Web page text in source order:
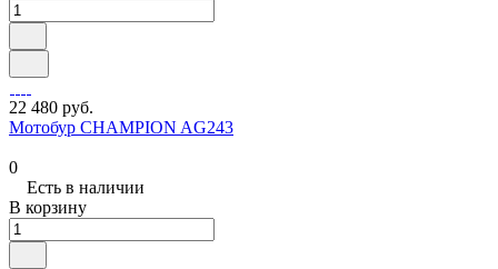
22 480 руб.
Мотобур CHAMPION AG243
0
Есть в наличии
В корзину